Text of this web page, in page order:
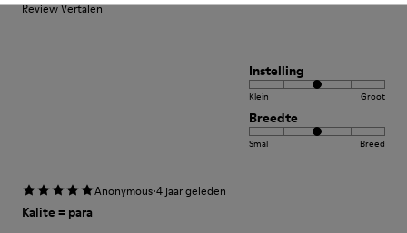
Review Vertalen
Instelling
Klein Groot
Breedte
Smal Breed
Anonymous·4 jaar geleden
Kalite = para